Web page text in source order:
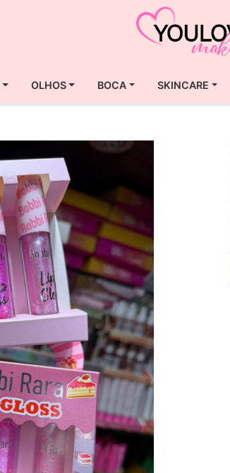
OLHOS BOCA SKINCARE